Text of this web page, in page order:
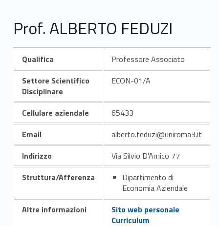
Prof. ALBERTO FEDUZI
Qualifica
Professore Associato
Settore Scientifico
Disciplinare
ECON-01/A
Cellulare aziendale
65433
Email
alberto.feduzi@uniroma3.it
Indirizzo
Via Silvio D'Amico 77
Struttura/Afferenza
Dipartimento di
Economia Aziendale
Altre informazioni
Sito web personale
Curriculum